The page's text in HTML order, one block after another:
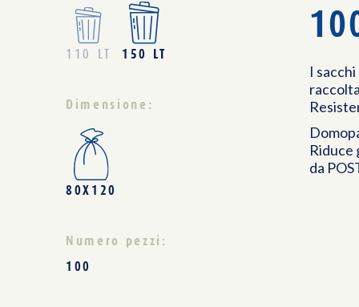
110 LT 150 LT
Dimensione:
80X120
Numero pezzi:
100
I
Riduce
da